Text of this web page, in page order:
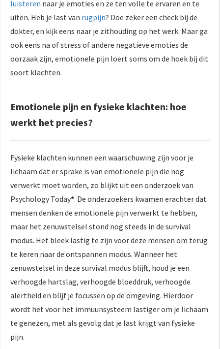
luisteren naar je emoties en ze ten volle te ervaren en te
uiten. Heb je last van rugpijn? Doe zeker een check bij de
dokter, en kijk eens naar je zithouding op het werk. Maar ga
ook eens na of stress of andere negatieve emoties de
oorzaak zijn, emotionele pijn loert soms om de hoek bij dit
soort klachten.
Emotionele pijn en fysieke klachten: hoe
werkt het precies?
Fysieke klachten kunnen een waarschuwing zijn voor je
lichaam dat er sprake is van emotionele pijn die nog
verwerkt moet worden, zo blijkt uit een onderzoek van
Psychology Today*. De onderzoekers kwamen erachter dat
mensen denken de emotionele pijn verwerkt te hebben,
maar het zenuwstelsel stond nog steeds in de survival
modus. Het bleek lastig te zijn voor deze mensen om terug
te keren naar de ontspannen modus. Wanneer het
zenuwstelsel in deze survival modus blijft, houd je een
verhoogde hartslag, verhoogde bloeddruk, verhoogde
alertheid en blijf je focussen op de omgeving. Hierdoor
wordt het voor het immuunsysteem lastiger om je lichaam
te genezen, met als gevolg dat je last krijgt van fysieke
pijn.